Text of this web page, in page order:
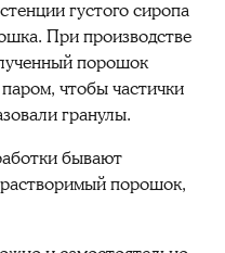
густого сиропа
При производстве
порошок
чтобы частички
гранулы.
бывают
порошок,